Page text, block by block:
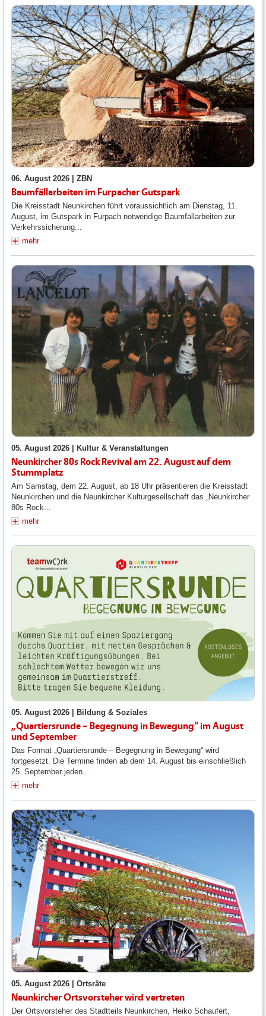
06. August 2026 | ZBN
Baumfällarbeiten im Furpacher Gutspark
Die Kreisstadt Neunkirchen führt voraussichtlich am Dienstag, 11.
August, im Gutspark in Furpach notwendige Baumfällarbeiten zur
Verkehrssicherung...
mehr
05. August 2026 | Kultur & Veranstaltungen
Neunkircher 80s Rock Revival am 22. August auf dem
Stummplatz
Am Samstag, dem 22. August, ab 18 Uhr präsentieren die Kreisstadt
Neunkirchen und die Neunkircher Kulturgesellschaft das „Neunkircher
80s Rock...
mehr
05. August 2026 | Bildung & Soziales
„Quartiersrunde – Begegnung in Bewegung“ im August
und September
Das Format „Quartiersrunde – Begegnung in Bewegung“ wird
fortgesetzt. Die Termine finden ab dem 14. August bis einschließlich
25. September jeden...
mehr
05. August 2026 | Ortsräte
Neunkircher Ortsvorsteher wird vertreten
Der Ortsvorsteher des Stadtteils Neunkirchen, Heiko Schaufert,